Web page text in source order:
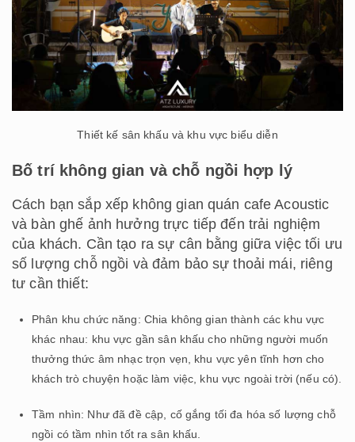
Thiết kế sân khấu và khu vực biểu diễn
Bố trí không gian và chỗ ngồi hợp lý
Cách bạn sắp xếp không gian quán cafe Acoustic
và bàn ghế ảnh hưởng trực tiếp đến trải nghiệm
của khách. Cần tạo ra sự cân bằng giữa việc tối ưu
số lượng chỗ ngồi và đảm bảo sự thoải mái, riêng
tư cần thiết:
Phân khu chức năng: Chia không gian thành các khu vực
khác nhau: khu vực gần sân khấu cho những người muốn
thưởng thức âm nhạc trọn vẹn, khu vực yên tĩnh hơn cho
khách trò chuyện hoặc làm việc, khu vực ngoài trời (nếu có).
Tầm nhìn: Như đã đề cập, cố gắng tối đa hóa số lượng chỗ
ngồi có tầm nhìn tốt ra sân khấu.